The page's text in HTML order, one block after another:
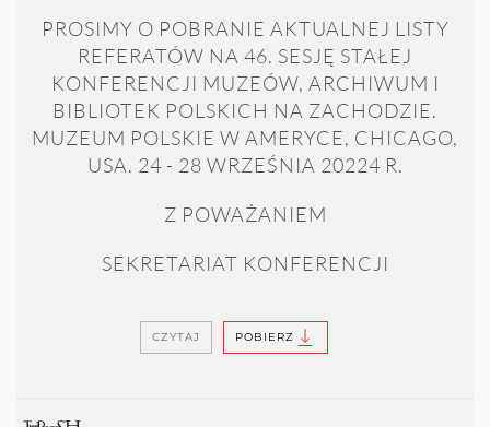
PROSIMY O POBRANIE AKTUALNEJ LISTY
REFERATÓW NA 46. SESJĘ STAŁEJ
KONFERENCJI MUZEÓW, ARCHIWUM I
BIBLIOTEK POLSKICH NA ZACHODZIE.
MUZEUM POLSKIE W AMERYCE, CHICAGO,
USA. 24 - 28 WRZEŚNIA 20224 R.
Z POWAŻANIEM
SEKRETARIAT KONFERENCJI
CZYTAJ POBIERZ